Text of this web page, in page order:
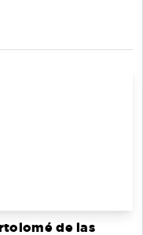
de las